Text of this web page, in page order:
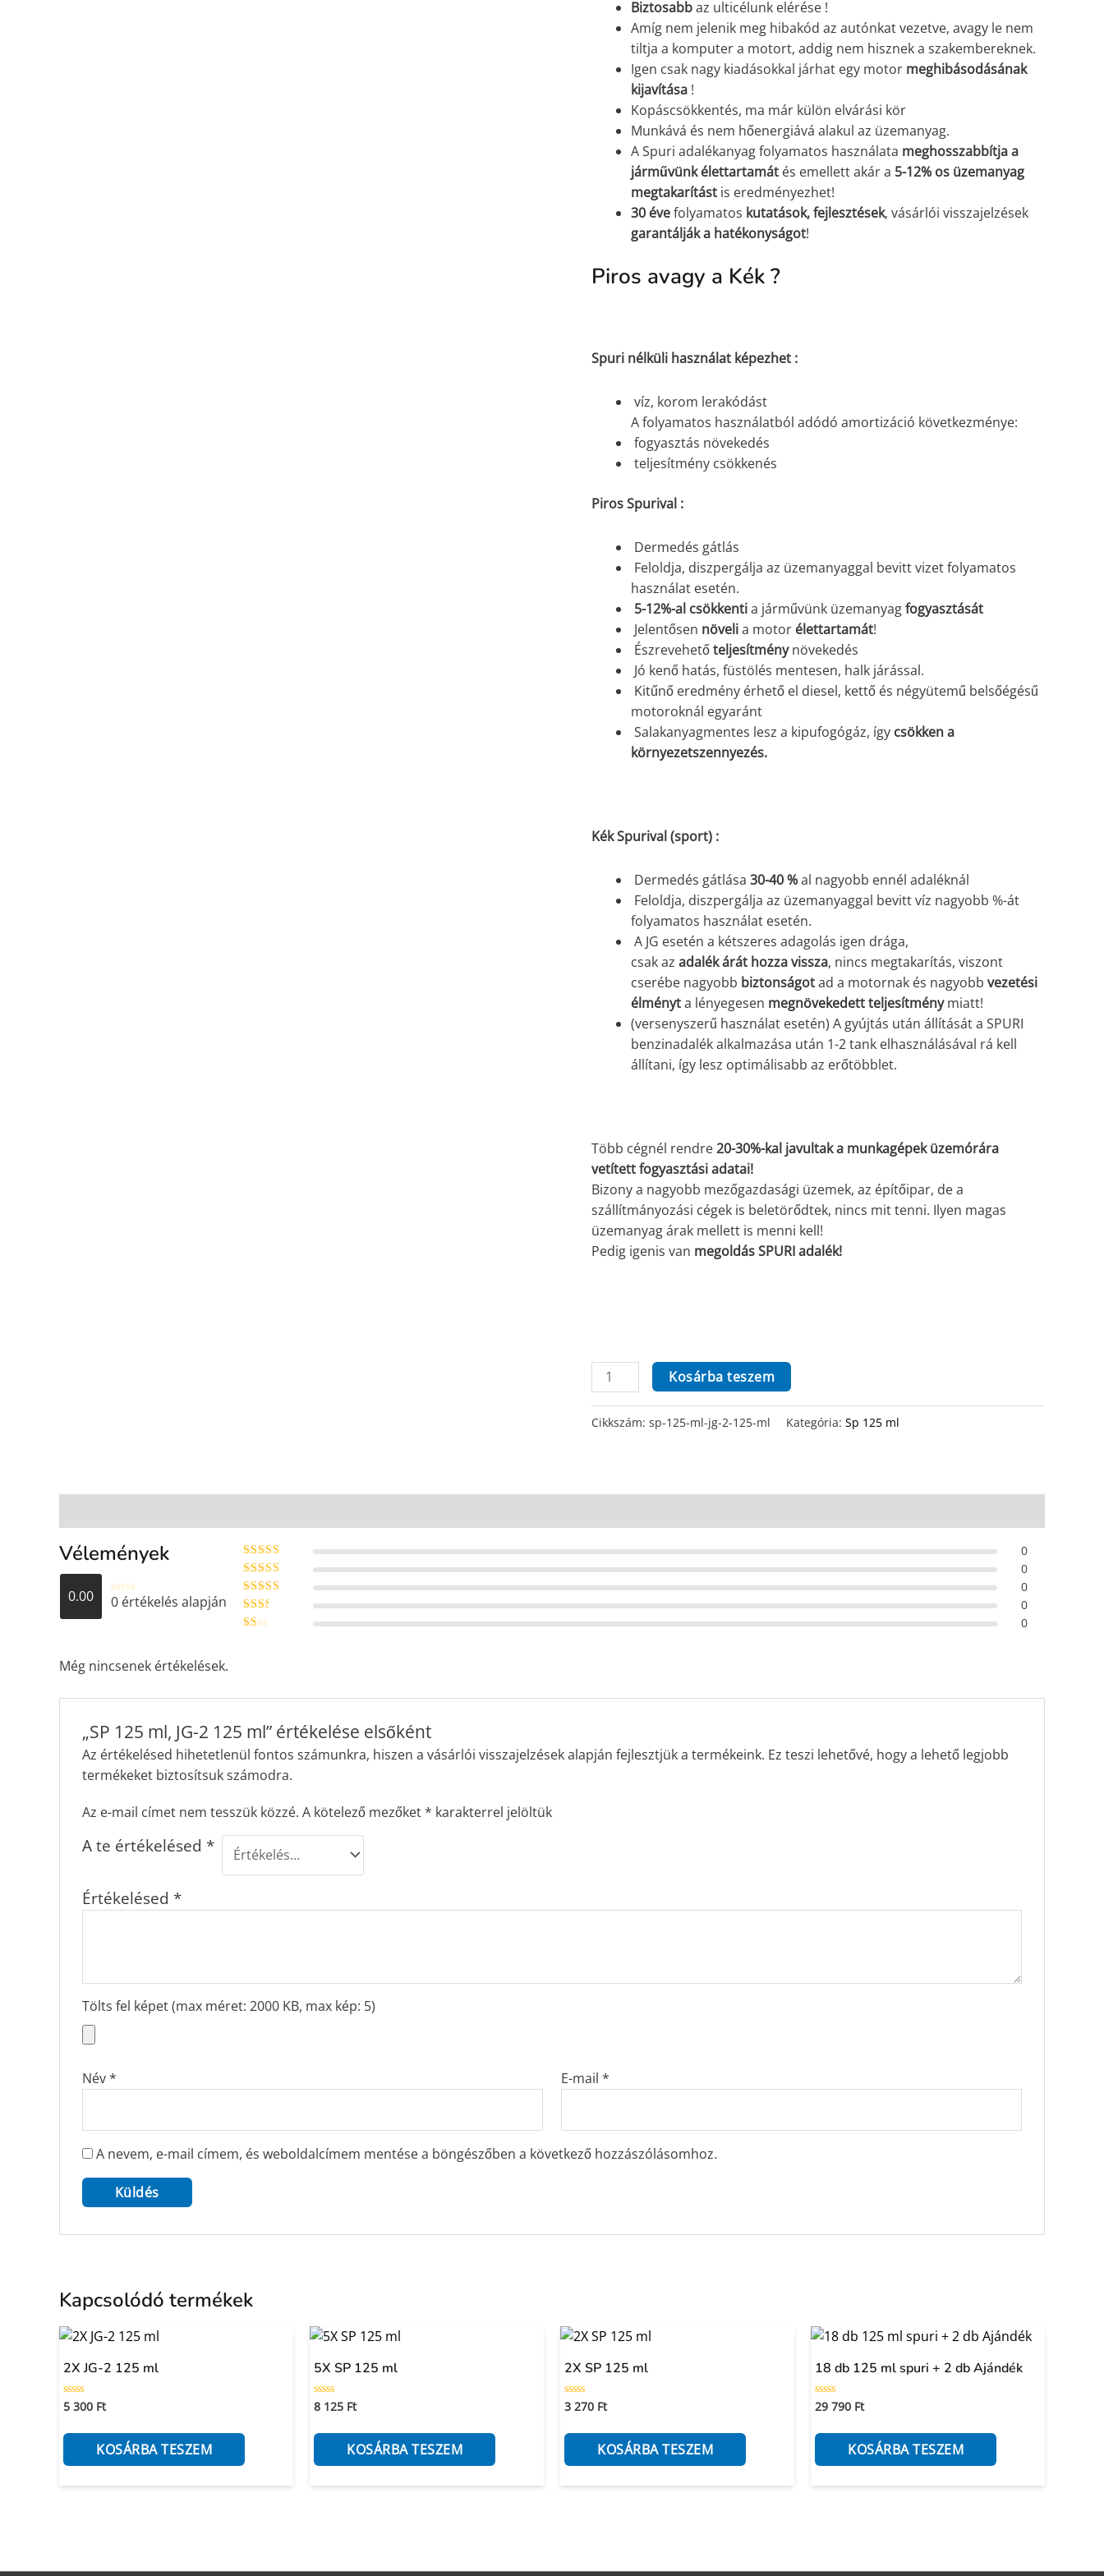
Biztosabbaz ulticélunk elérése !
Amíg nem jelenik meg hibakód az autónkat vezetve, avagy le nem
tiltja a komputer a motort, addig nem hisznek a szakembereknek.
Igen csak nagy kiadásokkal járhat egy motor meghibásodásának
kijavítása !
Kopáscsökkentés, ma már külön elvárási kör
Munkává és nem hőenergiává alakul az üzemanyag.
A Spuri adalékanyag folyamatos használata meghosszabbítja a
járművünk élettartamát és emellett akár a 5-12% os üzemanyag
megtakarítást is eredményezhet!
30 évefolyamatos kutatások,fejlesztések, vásárlói visszajelzések
garantálják a hatékonyságot!
Piros avagy a Kék ?
Spuri nélküli használat képezhet :
víz, korom lerakódást
A folyamatos használatból adódó amortizáció következménye:
fogyasztás növekedés
teljesítmény csökkenés
Piros Spurival :
Dermedés gátlás
Feloldja, diszpergálja az üzemanyaggal bevitt vizet folyamatos
használat esetén.
5-12%-al csökkentia járművünk üzemanyagfogyasztását
Jelentősen növelia motor élettartamát!
Észrevehetőteljesítménynövekedés
Jó kenő hatás, füstölés mentesen, halk járással.
Kitűnő eredmény érhető el diesel, kettő és négyütemű belsőégésű
motoroknál egyaránt
Salakanyagmentes lesz a kipufogógáz, így csökken a
környezetszennyezés.
Kék Spurival (sport) :
Dermedés gátlása 30-40 %al nagyobb ennél adaléknál
Feloldja, diszpergálja az üzemanyaggal bevitt víz nagyobb %-át
folyamatos használat esetén.
A JG esetén a kétszeres adagolás igen drága,
csak az adalék árát hozza vissza, nincs megtakarítás, viszont
cserébe nagyobb biztonságotad a motornak és nagyobb vezetési
élményta lényegesen megnövekedett teljesítménymiatt!
(versenyszerű használat esetén) A gyújtás után állítását a SPURI
benzinadalék alkalmazása után 1-2 tank elhasználásával rá kell
állítani, így lesz optimálisabb az erőtöbblet.
Több cégnél rendre20-30%-kal javultak a munkagépek üzemórára
vetített fogyasztási adatai!
Bizony a nagyobb mezőgazdasági üzemek, az építőipar, de a
szállítmányozási cégek is beletörődtek, nincs mit tenni. Ilyen magas
üzemanyag árak mellett is menni kell!
Pedig igenis van megoldás SPURI adalék!
125
ml,
JG-
ml
Kosárba teszem
Cikkszám: sp-125-ml-jg-2-125-ml Kategória: Sp 125 ml
Vélemények
0.00
É
e
l
s
0 értékelés alapján
Értékelés:
5
0
Értékelés:
4/ 5
0
Értékel
és:
0
Érté
0
/ 5
0
Még nincsenek értékelések.
„SP 125 ml, JG-2 125 ml” értékelése elsőként
Az értékelésed hihetetlenül fontos számunkra, hiszen a vásárlói visszajelzések alapján fejlesztjük a termékeink. Ez teszi lehetővé, hogy a lehető legjobb
termékeket biztosítsuk számodra.
Az e-mail címet nem tesszük közzé. A kötelező mezőket* karakterrel jelöltük
A te értékelésed *
Értékelésed *
Tölts fel képet (max méret: 2000 KB, max kép: 5)
Név* E-mail*
A nevem, e-mail címem, és weboldalcímem mentése a böngészőben a következő hozzászólásomhoz.
Kapcsolódó termékek
2X JG-2 125 ml
Értékelés:
5
5 300 Ft
KOSÁRBA TESZEM
5X SP 125 ml
Értékelés:
5
8 125 Ft
KOSÁRBA TESZEM
2X SP 125 ml
Értékelés:
5
3 270 Ft
KOSÁRBA TESZEM
18 db 125 ml spuri + 2 db Ajándék
Értékelés:
5
29 790 Ft
KOSÁRBA TESZEM